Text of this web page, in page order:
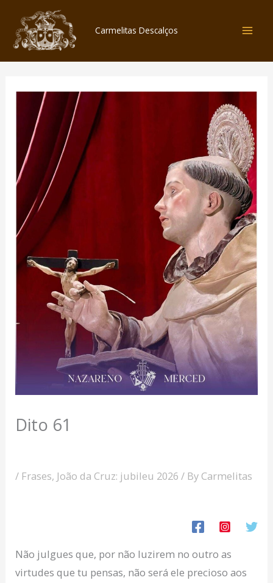
content
Carmelitas Descalços
Dito 61
/ Frases, João da Cruz: jubileu 2026 / By Carmelitas
Não julgues que, por não luzirem no outro as
virtudes que tu pensas, não será ele precioso aos